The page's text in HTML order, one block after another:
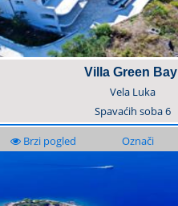
Villa Green Bay
Vela Luka
Spavaćih soba6
Brzi pogled Označi